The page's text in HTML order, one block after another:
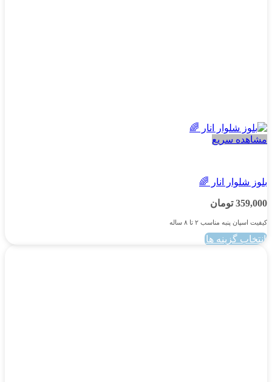
مشاهده سریع
بلوز شلوار انار 🌈
359,000 تومان
کیفیت اسپان پنبه مناسب ۲ تا ۸ ساله
انتخاب گزینه ها